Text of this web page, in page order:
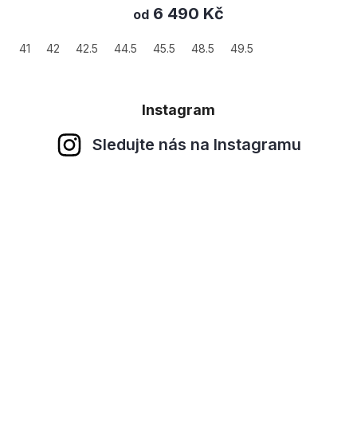
od 6 490 Kč
41 42 42.5 44.5 45.5 48.5 49.5
Instagram
Sledujte nás na Instagramu